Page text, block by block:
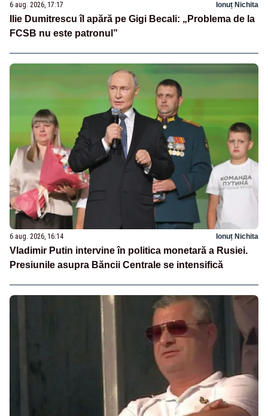
6 aug. 2026, 17:17 Ionuț Nichita
Ilie Dumitrescu îl apără pe Gigi Becali: „Problema de la
FCSB nu este patronul”
6 aug. 2026, 16:14 Ionuț Nichita
Vladimir Putin intervine în politica monetară a Rusiei.
Presiunile asupra Băncii Centrale se intensifică